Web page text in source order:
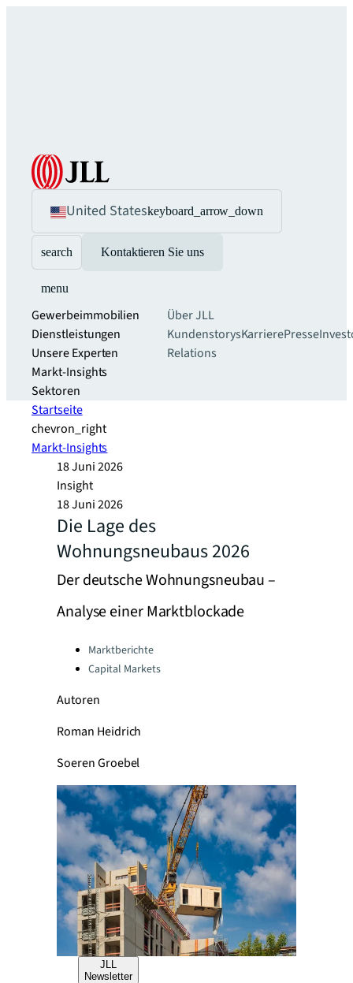
United Stateskeyboard_arrow_down
search Kontaktieren Sie uns
menu
Gewerbeimmobilien
Dienstleistungen
Unsere Experten
Markt-Insights
Sektoren​
Über JLL
KundenstorysKarrierePresse
Relations
Startseite
chevron_right
Markt-Insights
18 Juni 2026
Insight
18 Juni 2026
Die Lage des
Wohnungsneubaus 2026
Der deutsche Wohnungsneubau –
Analyse einer Marktblockade
Categories:Marktberichte
Capital Markets
Autoren
Roman Heidrich
Soeren Groebel
JLL
Newsletter